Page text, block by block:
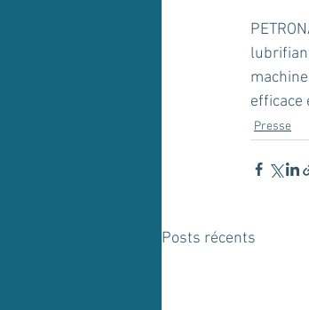
efficace
Presse
Posts récents